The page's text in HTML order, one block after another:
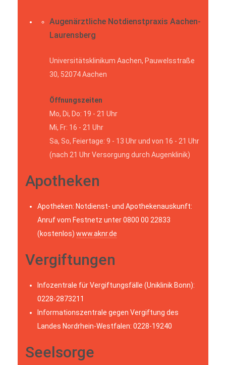
Augenärztliche Notdienstpraxis Aachen-
Laurensberg
Universitätsklinikum Aachen, Pauwelsstraße
30, 52074 Aachen
Öffnungszeiten
Mo, Di, Do: 19 - 21 Uhr
Mi, Fr: 16 - 21 Uhr
Sa, So, Feiertage: 9 - 13 Uhr und von 16 - 21 Uhr
(nach 21 Uhr Versorgung durch Augenklinik)
Apotheken
Apotheken: Notdienst- und Apothekenauskunft:
Anruf vom Festnetz unter 0800 00 22833
(kostenlos) www.aknr.de
Vergiftungen
Infozentrale für Vergiftungsfälle (Uniklinik Bonn):
0228-2873211
Informationszentrale gegen Vergiftung des
Landes Nordrhein-Westfalen: 0228-19240
Seelsorge